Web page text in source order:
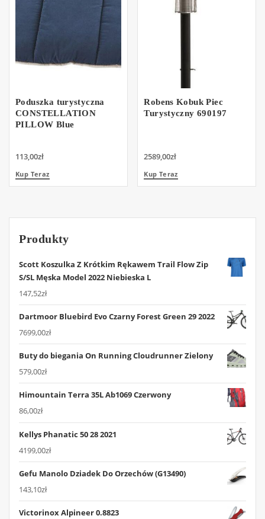
Poduszka turystyczna
CONSTELLATION
PILLOW Blue
113,00zł
Kup Teraz
Robens Kobuk Piec
Turystyczny 690197
2589,00zł
Kup Teraz
Produkty
Scott Koszulka Z Krótkim Rękawem Trail Flow Zip
S/SL Męska Model 2022 Niebieska L
147,52zł
Dartmoor Bluebird Evo Czarny Forest Green 29 2022
7699,00zł
Buty do biegania On Running Cloudrunner Zielony
579,00zł
Himountain Terra 35L Ab1069 Czerwony
86,00zł
Kellys Phanatic 50 28 2021
4199,00zł
Gefu Manolo Dziadek Do Orzechów (G13490)
143,10zł
Victorinox Alpineer 0.8823